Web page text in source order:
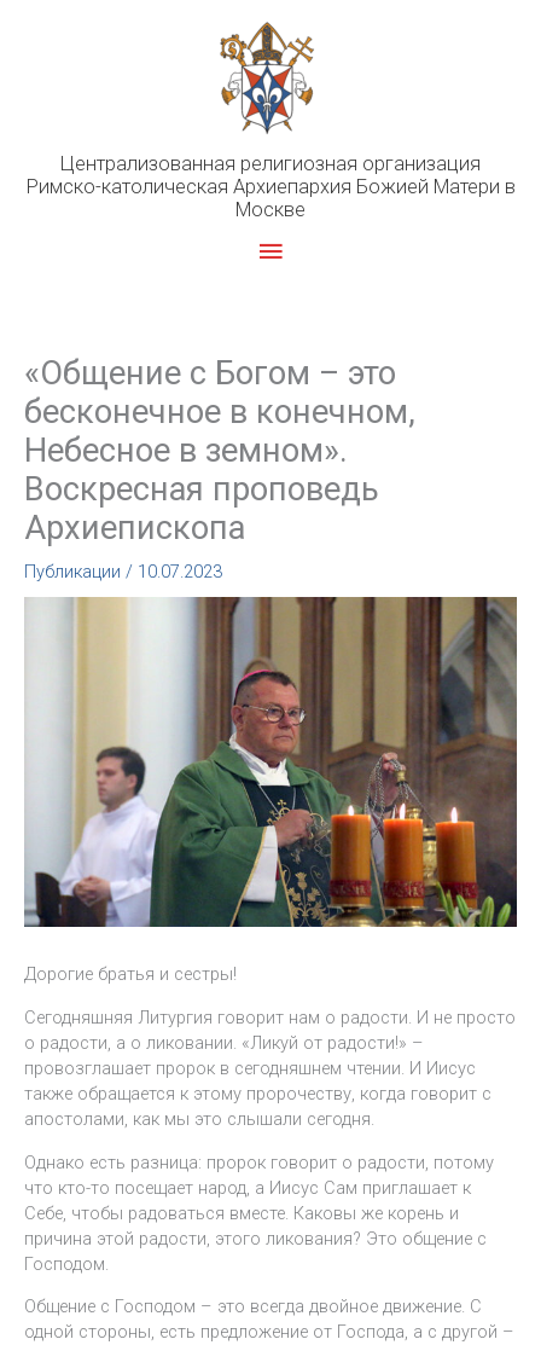
Централизованная религиозная организация
Римско-католическая Архиепархия Божией Матери в
Москве
Главное
«Общение с Богом – это
бесконечное в конечном,
Небесное в земном».
Воскресная проповедь
Архиепископа
Публикации / 10.07.2023
Дорогие братья и сестры!
Сегодняшняя Литургия говорит нам о радости. И не просто
о радости, а о ликовании. «Ликуй от радости!» –
провозглашает пророк в сегодняшнем чтении. И Иисус
также обращается к этому пророчеству, когда говорит с
апостолами, как мы это слышали сегодня.
Однако есть разница: пророк говорит о радости, потому
что кто-то посещает народ, а Иисус Сам приглашает к
Себе, чтобы радоваться вместе. Каковы же корень и
причина этой радости, этого ликования? Это общение с
Господом.
Общение с Господом – это всегда двойное движение. С
одной стороны, есть предложение от Господа, а с другой –